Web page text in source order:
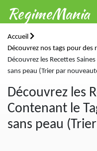
RegimeMania
Accueil
Découvrez nos tags pour des
Découvrez les Recettes
sans peau (Trier par
Découvrez les
Contenant le
sans peau